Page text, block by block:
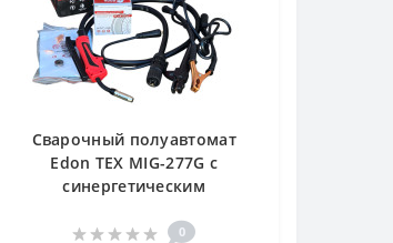
Сварочный полуавтомат
Edon TEX MIG-277G с
синергетическим
0